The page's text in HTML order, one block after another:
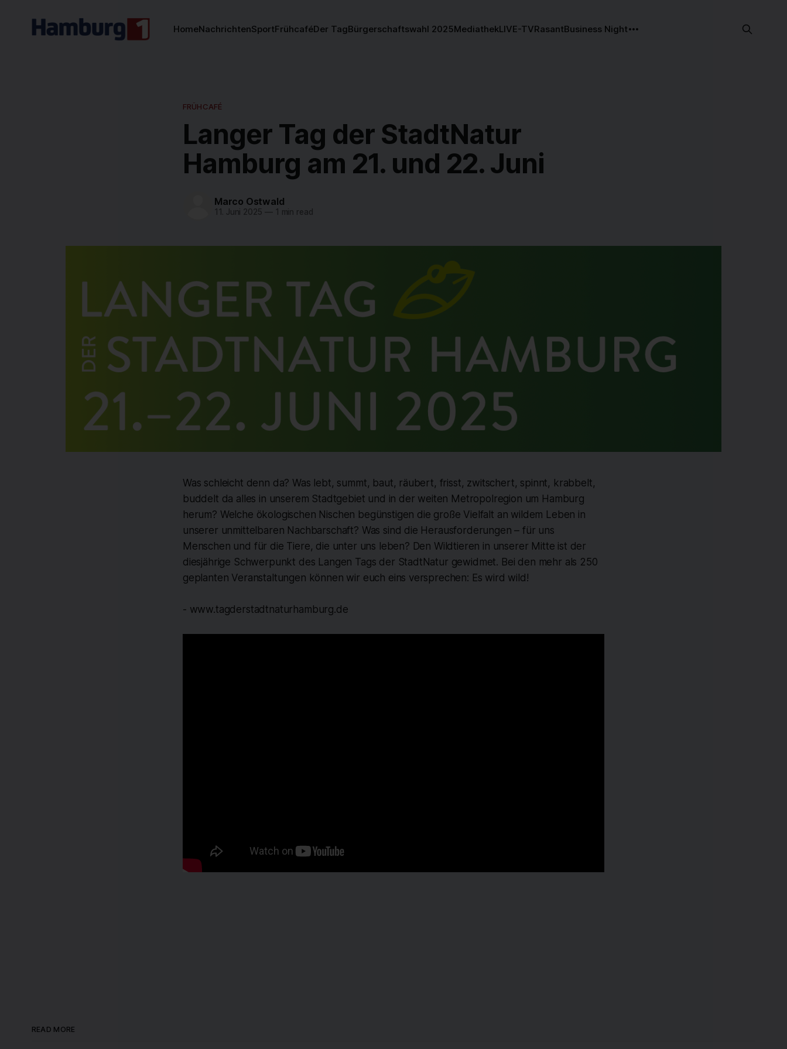
HomeNachrichtenSportFrühcaféDer TagBürgerschaftswahl 2025MediathekLIVE-TVRasantBusiness Night
FRÜHCAFÉ
Langer Tag der StadtNatur
Hamburg am 21. und 22. Juni
Marco Ostwald
11. Juni 2025 —1 min read
Was schleicht denn da? Was lebt, summt, baut, räubert, frisst, zwitschert, spinnt, krabbelt,
buddelt da alles in unserem Stadtgebiet und in der weiten Metropolregion um Hamburg
herum? Welche ökologischen Nischen begünstigen die große Vielfalt an wildem Leben in
unserer unmittelbaren Nachbarschaft? Was sind die Herausforderungen – für uns
Menschen und für die Tiere, die unter uns leben? Den Wildtieren in unserer Mitte ist der
diesjährige Schwerpunkt des Langen Tags der StadtNatur gewidmet. Bei den mehr als 250
geplanten Veranstaltungen können wir euch eins versprechen: Es wird wild!
- www.tagderstadtnaturhamburg.de
READ MORE